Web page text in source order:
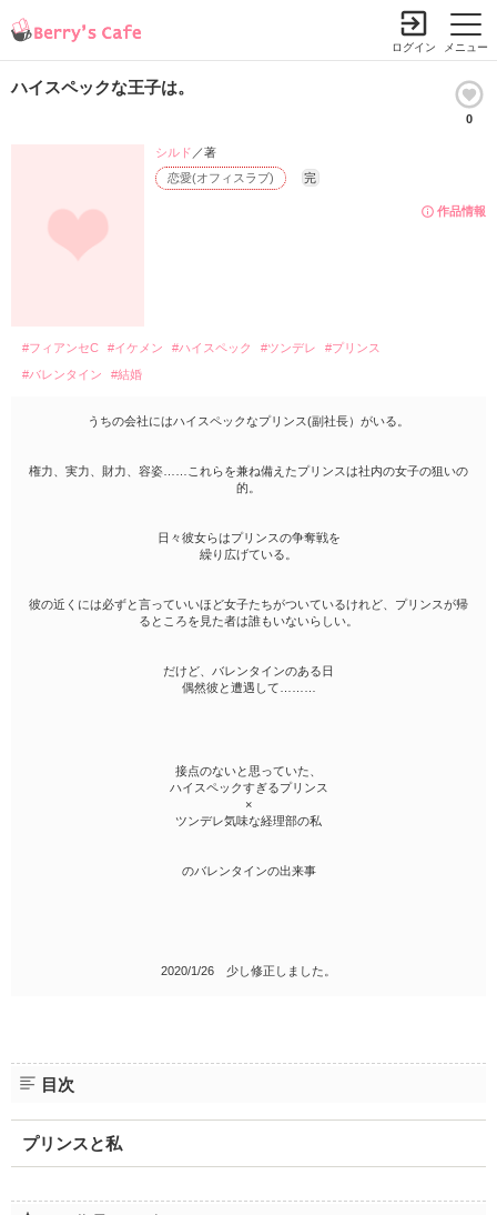
メニュー
ログイン
ハイスペックな王子は。
0
作品情報
恋愛(オフィスラブ) 完
シルド ／著
#フィアンセC #イケメン #ハイスペック #ツンデレ
#プリンス
#バレンタイン
#結婚
うちの会社にはハイスペックなプリンス(副社長）がいる。
権力、実力、財力、容姿……これらを兼ね備えたプリンスは社内の女子の狙いの
的。
日々彼女らはプリンスの争奪戦を
繰り広げている。
彼の近くには必ずと言っていいほど女子たちがついているけれど、プリンスが帰
るところを見た者は誰もいないらしい。
だけど、バレンタインのある日
偶然彼と遭遇して………
接点のないと思っていた、
ハイスペックすぎるプリンス
×
ツンデレ気味な経理部の私
のバレンタインの出来事
2020/1/26 少し修正しました。
目次
プリンスと私